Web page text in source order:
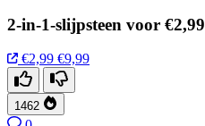
2-in-1-slijpsteen voor €2,99
€2,99 €9,99
1462